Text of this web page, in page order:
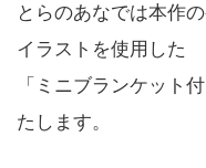
とらのあなでは本作
イラストを使用した
「ミニブランケット
たします。